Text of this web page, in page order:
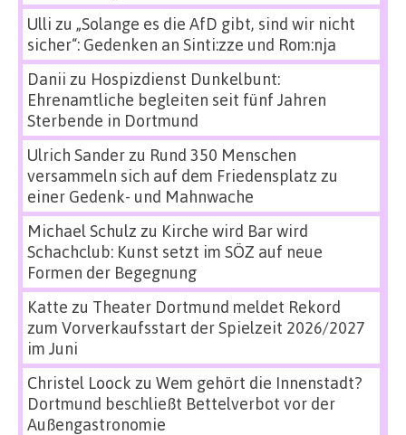
Ulli zu „Solange es die AfD gibt, sind wir nicht
sicher“: Gedenken an Sinti:zze und Rom:nja
Danii zu Hospizdienst Dunkelbunt:
Ehrenamtliche begleiten seit fünf Jahren
Sterbende in Dortmund
Ulrich Sanderzu Rund 350 Menschen
versammeln sich auf dem Friedensplatz zu
einer Gedenk- und Mahnwache
Michael Schulz zu Kirche wird Bar wird
Schachclub: Kunst setzt im SÖZ auf neue
Formen der Begegnung
Katte zu Theater Dortmund meldet Rekord
zum Vorverkaufsstart der Spielzeit 2026/2027
im Juni
Christel Loock zu Wem gehört die Innenstadt?
Dortmund beschließt Bettelverbot vor der
Außengastronomie